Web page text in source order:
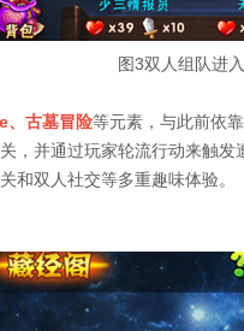
图3双人组队进
、古墓冒险等元素，与此前依
，并通过玩家轮流行动来触
和双人社交等多重趣味体验。